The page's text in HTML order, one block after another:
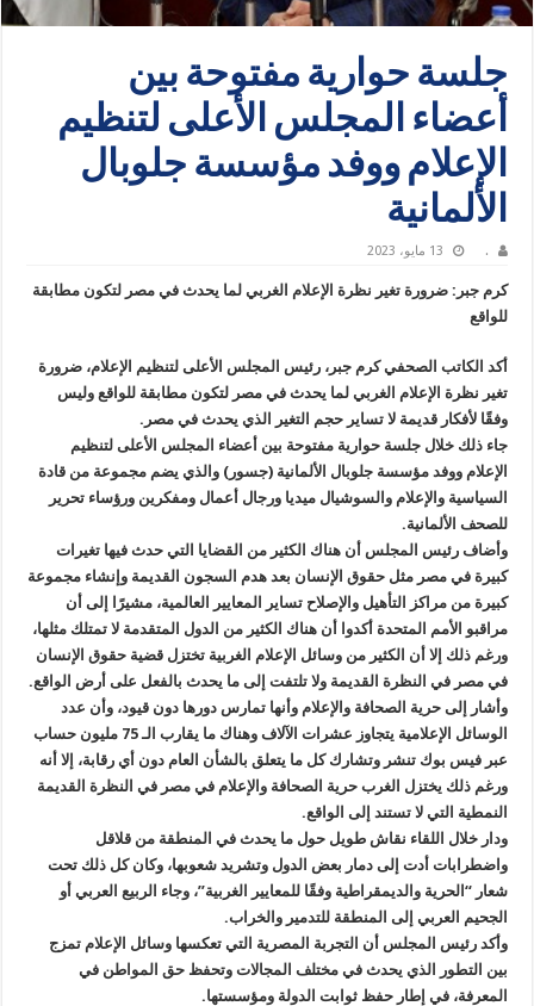
جلسة حوارية مفتوحة بين
أعضاء المجلس الأعلى لتنظيم
الإعلام ووفد مؤسسة جلوبال
الألمانية
. 13 مايو، 2023
كرم جبر: ضرورة تغير نظرة الإعلام الغربي لما يحدث في مصر لتكون مطابقة
للواقع
أكد الكاتب الصحفي كرم جبر، رئيس المجلس الأعلى لتنظيم الإعلام، ضرورة
تغير نظرة الإعلام الغربي لما يحدث في مصر لتكون مطابقة للواقع وليس
وفقًا لأفكار قديمة لا تساير حجم التغير الذي يحدث في مصر.
جاء ذلك خلال جلسة حوارية مفتوحة بين أعضاء المجلس الأعلى لتنظيم
الإعلام ووفد مؤسسة جلوبال الألمانية (جسور) والذي يضم مجموعة من قادة
السياسية والإعلام والسوشيال ميديا ورجال أعمال ومفكرين ورؤساء تحرير
للصحف الألمانية.
وأضاف رئيس المجلس أن هناك الكثير من القضايا التي حدث فيها تغيرات
كبيرة في مصر مثل حقوق الإنسان بعد هدم السجون القديمة وإنشاء مجموعة
كبيرة من مراكز التأهيل والإصلاح تساير المعايير العالمية، مشيرًا إلى أن
مراقبو الأمم المتحدة أكدوا أن هناك الكثير من الدول المتقدمة لا تمتلك مثلها،
ورغم ذلك إلا أن الكثير من وسائل الإعلام الغربية تختزل قضية حقوق الإنسان
في مصر في النظرة القديمة ولا تلتفت إلى ما يحدث بالفعل على أرض الواقع.
وأشار إلى حرية الصحافة والإعلام وأنها تمارس دورها دون قيود، وأن عدد
الوسائل الإعلامية يتجاوز عشرات الآلاف وهناك ما يقارب الـ 75 مليون حساب
عبر فيس بوك تنشر وتشارك كل ما يتعلق بالشأن العام دون أي رقابة، إلا أنه
ورغم ذلك يختزل الغرب حرية الصحافة والإعلام في مصر في النظرة القديمة
النمطية التي لا تستند إلى الواقع.
ودار خلال اللقاء نقاش طويل حول ما يحدث في المنطقة من قلاقل
واضطرابات أدت إلى دمار بعض الدول وتشريد شعوبها، وكان كل ذلك تحت
شعار “الحرية والديمقراطية وفقًا للمعايير الغربية”، وجاء الربيع العربي أو
الجحيم العربي إلى المنطقة للتدمير والخراب.
وأكد رئيس المجلس أن التجربة المصرية التي تعكسها وسائل الإعلام تمزج
بين التطور الذي يحدث في مختلف المجالات وتحفظ حق المواطن في
المعرفة، في إطار حفظ ثوابت الدولة ومؤسستها.